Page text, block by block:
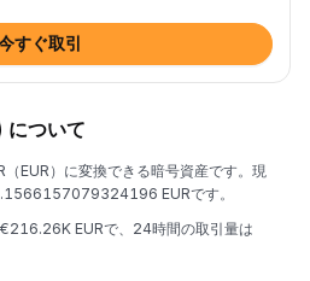
すぐ取引
ついて
EUR）に変換できる暗号資産です。現
EURです。
EURで、24時間の取引量は